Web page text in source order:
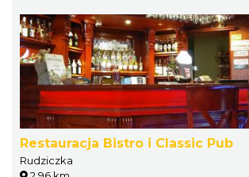
Restauracja Bistro i Classic Pub
Rudziczka